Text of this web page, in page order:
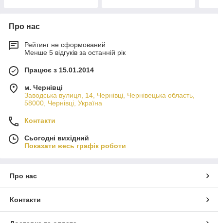
Про нас
Рейтинг не сформований
Менше 5 відгуків за останній рік
Працює з 15.01.2014
м. Чернівці
Заводська вулиця, 14, Чернівці, Чернівецька область,
58000, Чернівці, Україна
Контакти
Сьогодні вихідний
Показати весь графік роботи
Про нас
Контакти